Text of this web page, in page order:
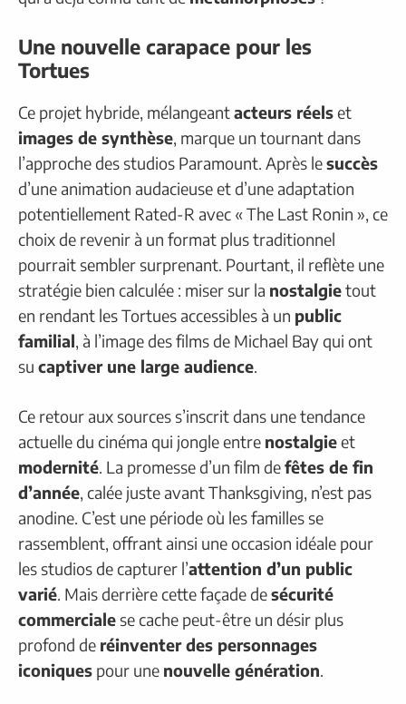
Une nouvelle carapace pour les
Tortues
Ce projet hybride, mélangeantacteurs réelset
images de synthèse, marque un tournant dans
l’approche des studios Paramount. Après lesuccès
d’une animation audacieuse et d’une adaptation
potentiellement Rated-R avec « The Last Ronin », ce
choix de revenir à un format plus traditionnel
pourrait sembler surprenant. Pourtant, il reflète une
stratégie bien calculée : miser sur la nostalgietout
en rendant les Tortues accessibles à un public
familial, à l’image des films de Michael Bay qui ont
su captiver une large audience.
Ce retour aux sources s’inscrit dans une tendance
actuelle du cinéma qui jongle entre nostalgieet
modernité. La promesse d’un film defêtes de fin
d’année, calée juste avant Thanksgiving, n’est pas
anodine. C’est une période où les familles se
rassemblent, offrant ainsi une occasion idéale pour
les studios de capturer l’attention d’un public
varié. Mais derrière cette façade desécurité
commerciale se cache peut-être un désir plus
profond de réinventer des personnages
iconiques pour une nouvelle génération.